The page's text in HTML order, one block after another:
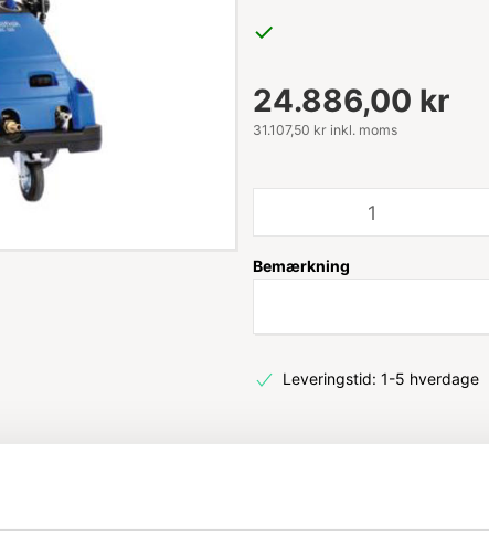
24.886,00 kr
31.107,50 kr inkl. moms
Bemærkning
Leveringstid: 1-5 hverdage